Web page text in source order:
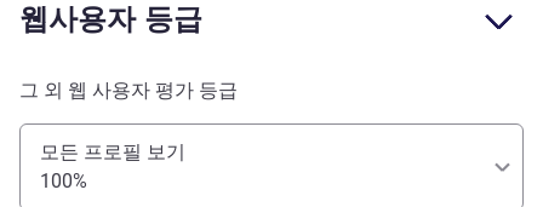
웹사용자 등급
그 외 웹 사용자 평가 등급
모든 프로필 보기
100%